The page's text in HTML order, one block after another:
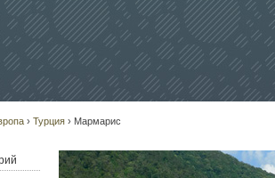
› Турция › Мармарис